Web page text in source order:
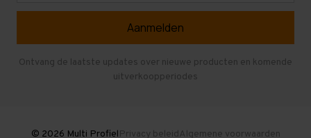
Gebruikte entresolvloeren
Ontvang de laatste updates over nieuwe producten en komende
uitverkoopperiodes
© 2026 Multi ProfielPrivacy beleidAlgemene voorwaarden